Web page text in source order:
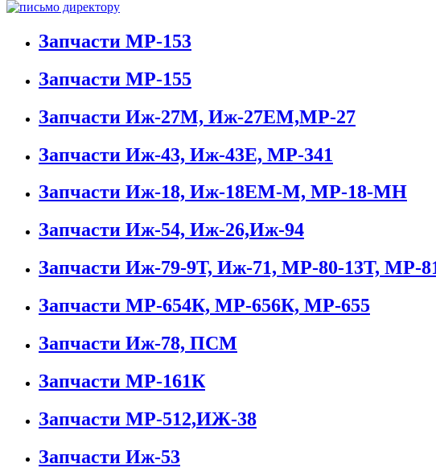
Запчасти МР-153
Запчасти МР-155
Запчасти Иж-27М, Иж-27ЕМ,МР-27
Запчасти Иж-43, Иж-43Е, МР-341
Запчасти Иж-18, Иж-18ЕМ-М, МР-18-МН
Запчасти Иж-54, Иж-26,Иж-94
Запчасти Иж-79-9Т, Иж-71, МР-80-13Т, МР-
Запчасти МР-654К, МР-656К, МР-655
Запчасти Иж-78, ПСМ
Запчасти МР-161К
Запчасти МР-512,ИЖ-38
Запчасти Иж-53